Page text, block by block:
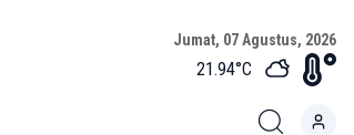
Jumat, 07 Agustus, 2026
21.94°C